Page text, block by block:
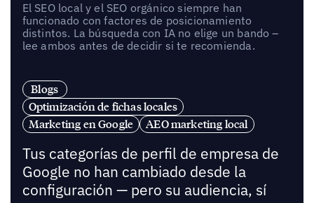
El SEO local y el SEO orgánico siempre han
funcionado con factores de posicionamiento
distintos. La búsqueda con IA no elige un bando –
lee ambos antes de decidir si te recomienda.
Blogs
Optimización de fichas locales
Marketing en Google
AEO marketing local
Tus categorías de perfil de empresa de
Google no han cambiado desde la
configuración — pero su audiencia, sí